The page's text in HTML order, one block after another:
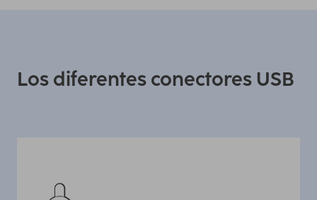
Los diferentes conectores USB